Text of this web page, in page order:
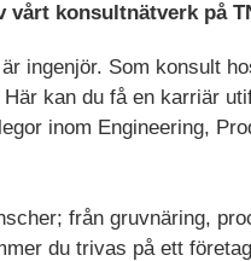
konsultnätverk på
ingenjör. Som konsult
kan du få en karriär
inom Engineering,
från gruvnäring,
du trivas på ett